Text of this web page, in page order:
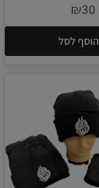
₪30
הוסף לסל